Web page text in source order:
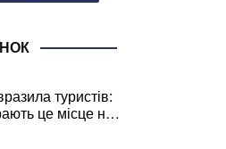
туристів:
це місце на